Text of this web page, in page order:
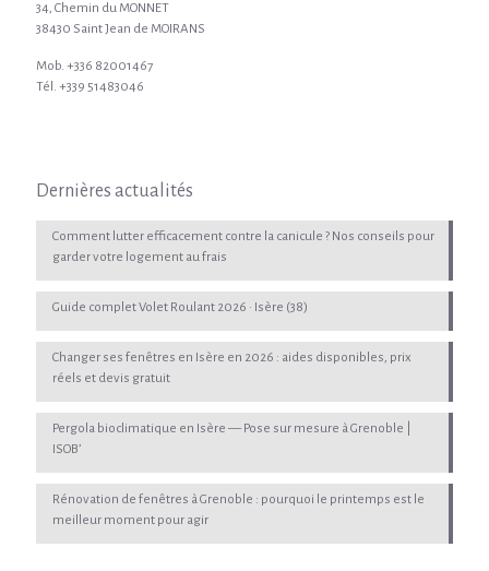
34, Chemin du MONNET
38430 Saint Jean de MOIRANS
Mob. +336 82001467
Tél. +339 51483046
Dernières actualités
Comment lutter efficacement contre la canicule ? Nos conseils pour
garder votre logement au frais
Guide complet Volet Roulant 2026 · Isère (38)
Changer ses fenêtres en Isère en 2026 : aides disponibles, prix
réels et devis gratuit
Pergola bioclimatique en Isère — Pose sur mesure à Grenoble |
ISOB’
Rénovation de fenêtres à Grenoble : pourquoi le printemps est le
meilleur moment pour agir